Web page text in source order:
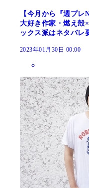
【今月から『週プ
大好き作家・燃え殻
ックス派はネタバレ
2023年01月30日 00:00